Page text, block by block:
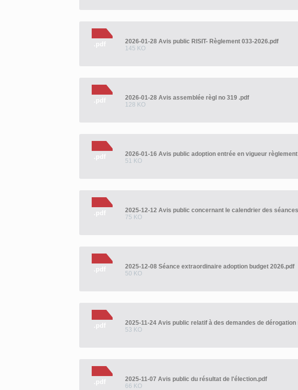
.pdf
2026-01-28 Avis public RISIT- Règlement 033-2026.pdf
145 KO
.pdf
2026-01-28 Avis assemblée règl no 319 .pdf
128 KO
.pdf
51 KO
.pdf
75 KO
.pdf
2025-12-08 Séance extraordinaire adoption budget 2026.pdf
50 KO
.pdf
2025-11-24 Avis public relatif à des demandes de
53 KO
.pdf
2025-11-07 Avis public du résultat de l'élection.pdf
66 KO